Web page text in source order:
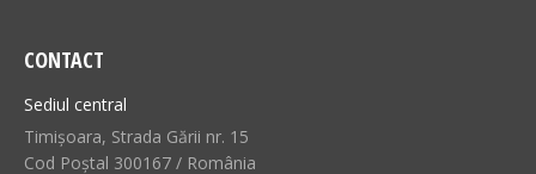
CONTACT
Sediul central
Timișoara, Strada Gării nr. 15
Cod Poștal 300167 / România